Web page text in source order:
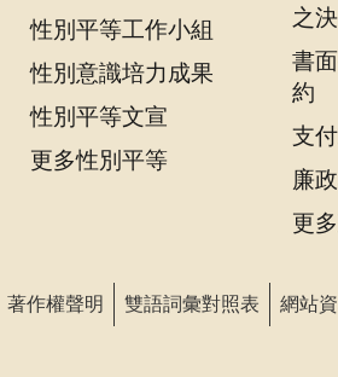
性別平等工作小組
性別意識培力成果
性別平等文宣
更多性別平等
之
書
約
支
廉
更
著作權聲明 雙語詞彙對照表 網站